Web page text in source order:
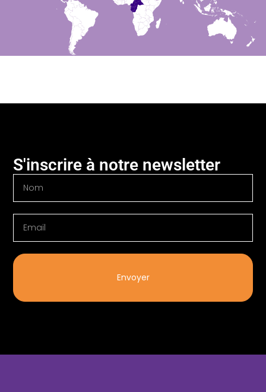
S'inscrire à notre newsletter
Envoyer